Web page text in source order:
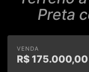
Preta
VENDA
R$ 175.000,00